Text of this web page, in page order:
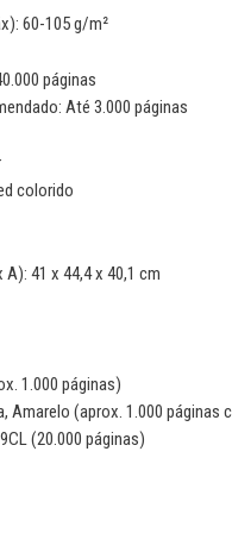
60-105 g/m²
páginas
Até 3.000 páginas
colorido
41 x 44,4 x 40,1 cm
1.000 páginas)
Amarelo (aprox. 1.000 páginas
(20.000 páginas)